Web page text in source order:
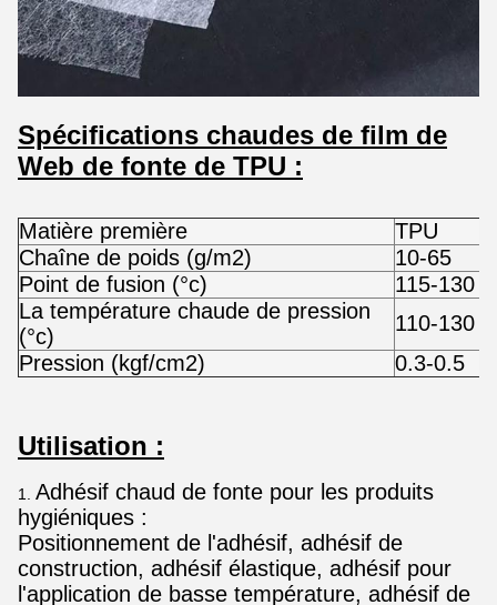
Spécifications chaudes de film de
Web de fonte de TPU :
Matière première
TPU
Chaîne de poids (g/m2)
10-65
Point de fusion (°c)
115-130
La température chaude de pression
(°c)
110-130
Pression (kgf/cm2)
0.3-0.5
Utilisation :
1. Adhésif chaud de fonte pour les produits
hygiéniques :
Positionnement de l'adhésif, adhésif de
construction, adhésif élastique, adhésif pour
l'application de basse température, adhésif de